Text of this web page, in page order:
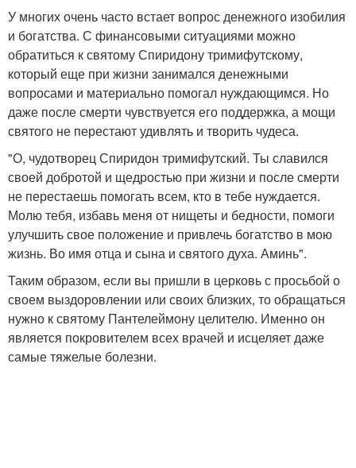
У многих очень часто встает вопрос денежного изобилия
и богатства. С финансовыми ситуациями можно
обратиться к святому Спиридону тримифутскому,
который еще при жизни занимался денежными
вопросами и материально помогал нуждающимся. Но
даже после смерти чувствуется его поддержка, а мощи
святого не перестают удивлять и творить чудеса.
"О, чудотворец Спиридон тримифутский. Ты славился
своей добротой и щедростью при жизни и после смерти
не перестаешь помогать всем, кто в тебе нуждается.
Молю тебя, избавь меня от нищеты и бедности, помоги
улучшить свое положение и привлечь богатство в мою
жизнь. Во имя отца и сына и святого духа. Аминь".
Таким образом, если вы пришли в церковь с просьбой о
своем выздоровлении или своих близких, то обращаться
нужно к святому Пантелеймону целителю. Именно он
является покровителем всех врачей и исцеляет даже
самые тяжелые болезни.